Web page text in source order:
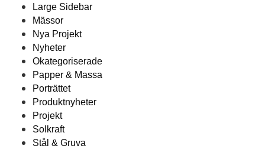
Large Sidebar
Mässor
Nya Projekt
Nyheter
Okategoriserade
Papper & Massa
Porträttet
Produktnyheter
Projekt
Solkraft
Stål & Gruva